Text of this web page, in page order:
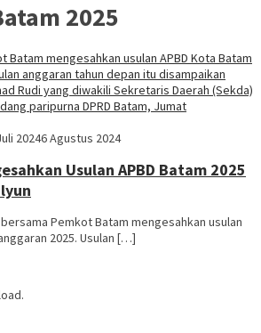
2025
20246 Agustus 2024
Usulan APBD Batam 2025
bersama Pemkot Batam mengesahkan usulan
2025. Usulan […]